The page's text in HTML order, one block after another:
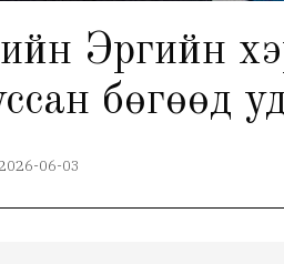
бөгөөд
06-03